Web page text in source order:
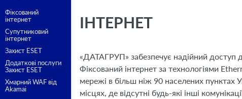
Фіксований
інтернет
Супутниковий
інтернет
Захист ESET
Додаткові послуги
Захист ESET
Хмарний WAF від
Akamai
Фіксований
інтернет
Супутниковий
інтернет
Захист ESET
Додаткові послуги
Захист ESET
Хмарний WAF від
Akamai
комунікацій
комунікацій
ІНТЕРНЕТ
«ДАТАГРУП» забезпечує надійний доступ
Фіксований інтернет за технологіями
мережі в більш ніж 90 населених пунктах
місцях, де відсутні будь-які інші